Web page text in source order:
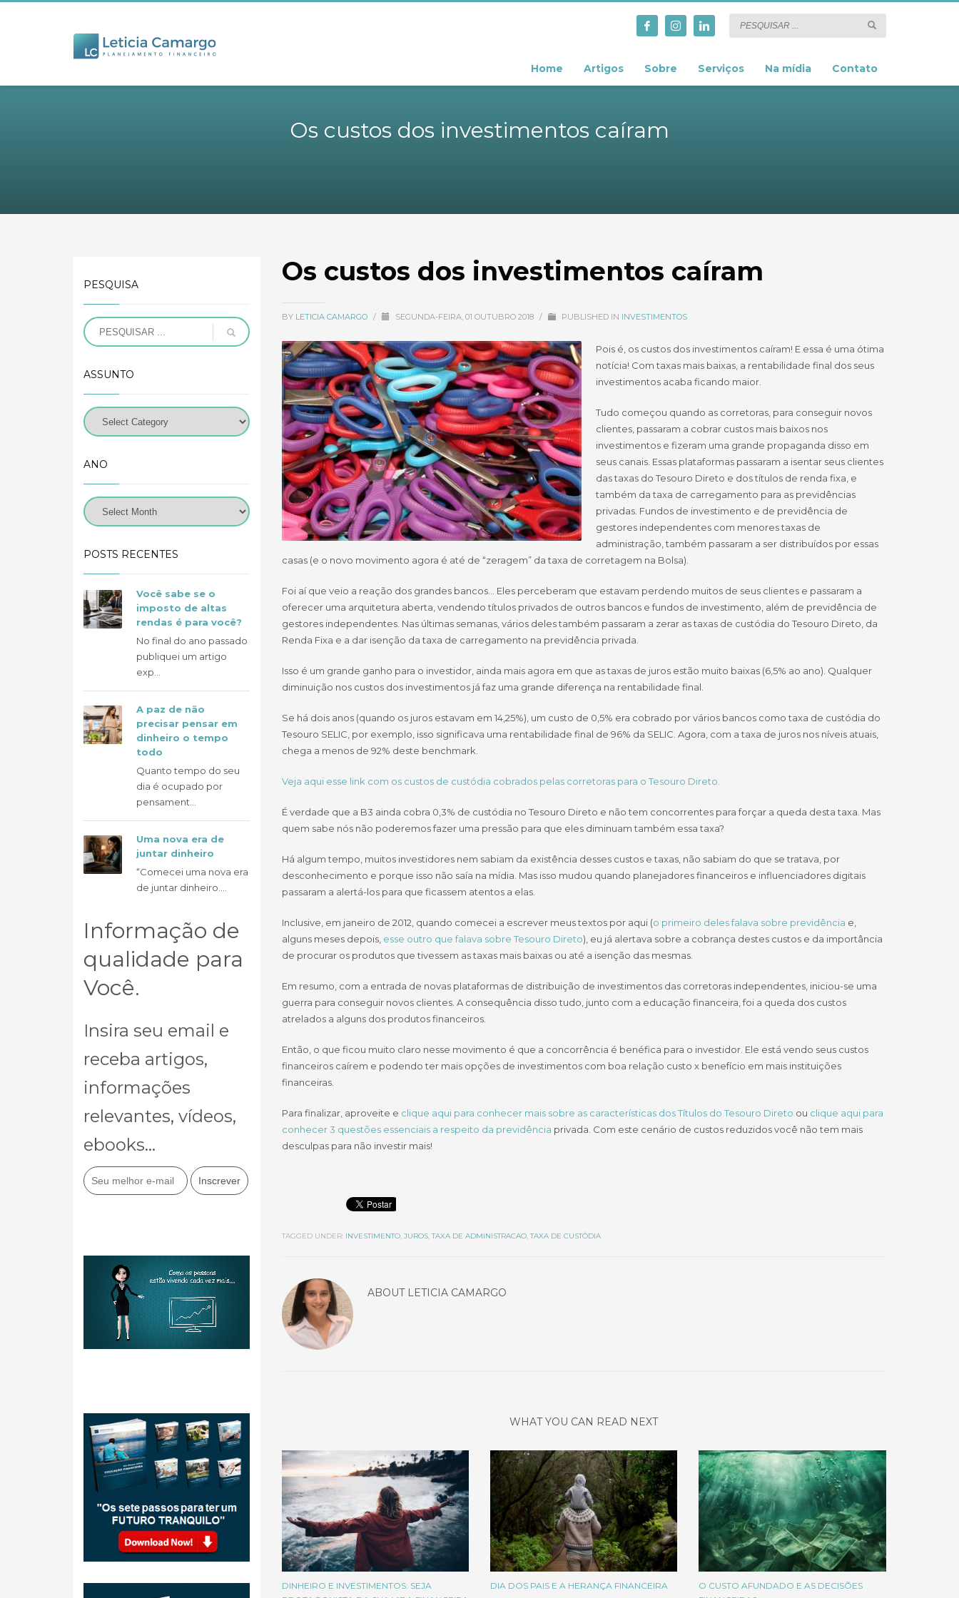
Home Artigos Sobre Serviços Na mídia Contato
Os custos dos investimentos caíram
Os custos dos investimentos caíram
BY LETICIA CAMARGO / SEGUNDA-FEIRA, 01 OUTUBRO 2018 / PUBLISHED IN INVESTIMENTOS
Pois é, os custos dos investimentos caíram! E essa é uma ótima
notícia! Com taxas mais baixas, a rentabilidade final dos seus
investimentos acaba ficando maior.
Tudo começou quando as corretoras, para conseguir novos
clientes, passaram a cobrar custos mais baixos nos
investimentos e fizeram uma grande propaganda disso em
seus canais. Essas plataformas passaram a isentar seus clientes
das taxas do Tesouro Direto e dos títulos de renda fixa, e
também da taxa de carregamento para as previdências
privadas. Fundos de investimento e de previdência de
gestores independentes com menores taxas de
administração, também passaram a ser distribuídos por essas
casas (e o novo movimento agora é até de “zeragem” da taxa de corretagem na Bolsa).
Foi aí que veio a reação dos grandes bancos… Eles perceberam que estavam perdendo muitos de seus clientes e passaram a
oferecer uma arquitetura aberta, vendendo títulos privados de outros bancos e fundos de investimento, além de previdência de
gestores independentes. Nas últimas semanas, vários deles também passaram a zerar as taxas de custódia do Tesouro Direto, da
Renda Fixa e a dar isenção da taxa de carregamento na previdência privada.
Isso é um grande ganho para o investidor, ainda mais agora em que as taxas de juros estão muito baixas (6,5% ao ano). Qualquer
diminuição nos custos dos investimentos já faz uma grande diferença na rentabilidade final.
Se há dois anos (quando os juros estavam em 14,25%), um custo de 0,5% era cobrado por vários bancos como taxa de custódia do
Tesouro SELIC, por exemplo, isso significava uma rentabilidade final de 96% da SELIC. Agora, com a taxa de juros nos níveis atuais,
chega a menos de 92% deste benchmark.
Veja aqui esse link com os custos de custódia cobrados pelas corretoras para o Tesouro Direto.
É verdade que a B3 ainda cobra 0,3% de custódia no Tesouro Direto e não tem concorrentes para forçar a queda desta taxa. Mas
quem sabe nós não poderemos fazer uma pressão para que eles diminuam também essa taxa?
Há algum tempo, muitos investidores nem sabiam da existência desses custos e taxas, não sabiam do que se tratava, por
desconhecimento e porque isso não saía na mídia. Mas isso mudou quando planejadores financeiros e influenciadores digitais
passaram a alertá-los para que ficassem atentos a elas.
Inclusive, em janeiro de 2012, quando comecei a escrever meus textos por aqui (o primeiro deles falava sobre previdência e,
alguns meses depois, esse outro que falava sobre Tesouro Direto), eu já alertava sobre a cobrança destes custos e da importância
de procurar os produtos que tivessem as taxas mais baixas ou até a isenção das mesmas.
Em resumo, com a entrada de novas plataformas de distribuição de investimentos das corretoras independentes, iniciou-se uma
guerra para conseguir novos clientes. A consequência disso tudo, junto com a educação financeira, foi a queda dos custos
atrelados a alguns dos produtos financeiros.
Então, o que ficou muito claro nesse movimento é que a concorrência é benéfica para o investidor. Ele está vendo seus custos
financeiros caírem e podendo ter mais opções de investimentos com boa relação custo x benefício em mais instituições
financeiras.
Para finalizar, aproveite e clique aqui para conhecer mais sobre as características dos Títulos do Tesouro Direto ou clique aqui para
conhecer 3 questões essenciais a respeito da previdência privada. Com este cenário de custos reduzidos você não tem mais
desculpas para não investir mais!
TAGGED UNDER: INVESTIMENTO, JUROS,TAXA DE ADMINISTRACAO,TAXA DE CUSTÓDIA
ABOUT LETICIA CAMARGO
WHAT YOU CAN READ NEXT
DINHEIRO E INVESTIMENTOS: SEJA
DIA DOS PAIS E A HERANÇA FINANCEIRA
O CUSTO AFUNDADO E AS DECISÕES
PESQUISA
ASSUNTO
ANO
POSTS RECENTES
Você sabe se o
imposto de altas
rendas é para você?
No final do ano passado
publiquei um artigo
exp...
A paz de não
precisar pensar em
dinheiro o tempo
todo
Quanto tempo do seu
dia é ocupado por
pensament...
Uma nova era de
juntar dinheiro
“Comecei uma nova era
de juntar dinheiro....
Informação de
qualidade para
Você.
Insira seu email e
receba artigos,
informações
relevantes, vídeos,
ebooks...